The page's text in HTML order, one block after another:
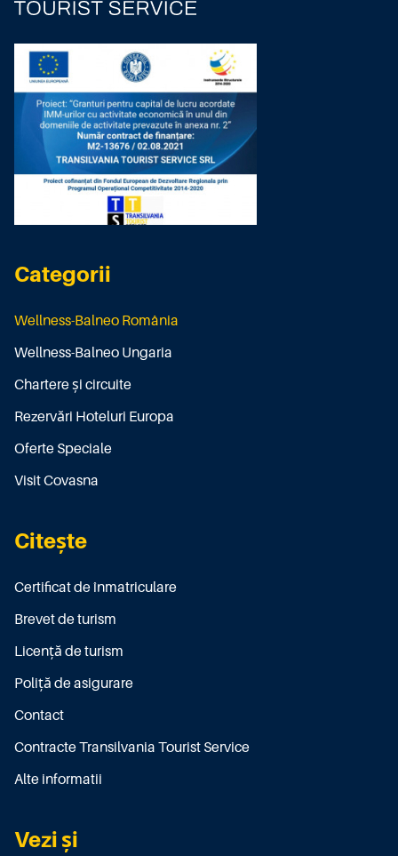
Categorii
Wellness-Balneo România
Wellness-Balneo Ungaria
Chartere și circuite
Rezervări Hoteluri Europa
Oferte Speciale
Visit Covasna
Citește
Certificat de înmatriculare
Brevet de turism
Licenţă de turism
Poliţă de asigurare
Contact
Contracte Transilvania Tourist Service
Alte informatii
Vezi și